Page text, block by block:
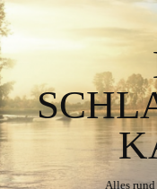
Alles rund